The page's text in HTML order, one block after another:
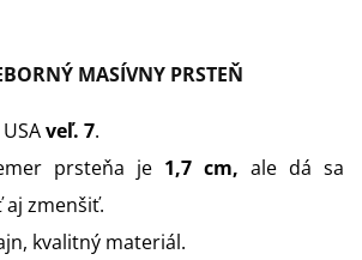
MASÍVNY PRSTEŇ
veľ. 7.
prsteňa je 1,7 cm, ale dá sa
aj zmenšiť.
kvalitný materiál.